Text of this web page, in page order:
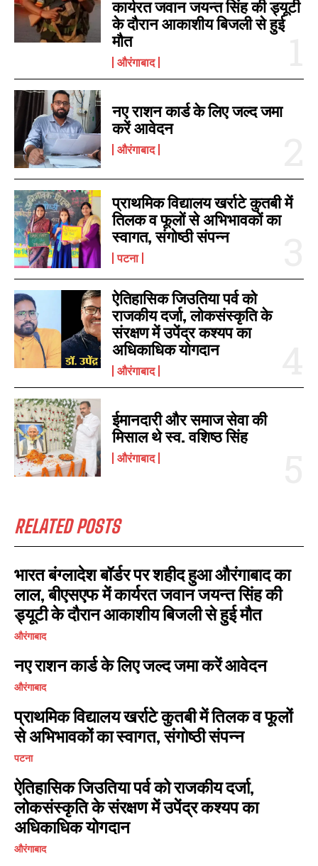
I've read and accept thePrivacy Policy
कार्यरत जवान जयन्त सिंह की ड्यूटी
के दौरान आकाशीय बिजली से हुई
मौत
औरंगाबाद
नए राशन कार्ड के लिए जल्द जमा
करें आवेदन
औरंगाबाद
प्राथमिक विद्यालय खर्राटे कुतबी में
तिलक व फूलों से अभिभावकों का
स्वागत, संगोष्ठी संपन्न
पटना
ऐतिहासिक जिउतिया पर्व को
राजकीय दर्जा, लोकसंस्कृति के
संरक्षण में उपेंद्र कश्यप का
अधिकाधिक योगदान
औरंगाबाद
ईमानदारी और समाज सेवा की
मिसाल थे स्व. वशिष्ठ सिंह
औरंगाबाद
RELATED POSTS
भारत बंग्लादेश बॉर्डर पर शहीद हुआ औरंगाबाद का
लाल, बीएसएफ में कार्यरत जवान जयन्त सिंह की
ड्यूटी के दौरान आकाशीय बिजली से हुई मौत
औरंगाबाद
नए राशन कार्ड के लिए जल्द जमा करें आवेदन
औरंगाबाद
प्राथमिक विद्यालय खर्राटे कुतबी में तिलक व फूलों
से अभिभावकों का स्वागत, संगोष्ठी संपन्न
पटना
ऐतिहासिक जिउतिया पर्व को राजकीय दर्जा,
लोकसंस्कृति के संरक्षण में उपेंद्र कश्यप का
अधिकाधिक योगदान
औरंगाबाद